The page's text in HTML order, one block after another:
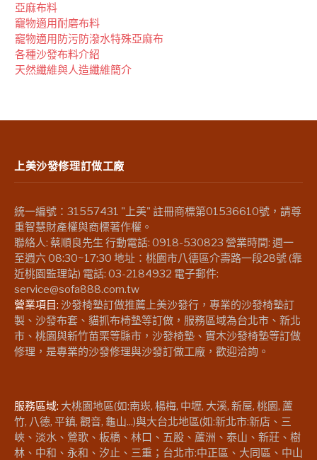
亞麻布料
竉物適用耐磨布料
竉物適用防污防潑水特殊亞麻布
各種沙發布料介紹
天然纖維與人造纖維簡介
上美沙發修理訂做工廠
統一編號：31557431 "上美" 註冊商標第01536610號，請尊
重智慧財產權與商標著作權。
聯絡人: 蔡順良先生 行動電話: 0918-530823 營業時間: 週一
至週六 08:30~17:30 地址：桃園市八德區介壽路一段28號 (靠
近桃園監理站) 電話: 03-2184932 電子郵件:
service@sofa888.com.tw
營業項目: 沙發椅墊訂做推薦上美沙發行，專業的沙發椅墊訂
製、沙發布套、貓抓布椅墊等訂做，服務區域為台北市、新北
市、桃園與新竹苗栗等縣市，沙發椅墊、實木沙發椅墊等訂做
修理，是專業的沙發修理與沙發訂做工廠，歡迎洽詢。
服務區域: 大桃園地區(如:南崁, 楊梅, 中壢, 大溪, 新屋, 桃園, 蘆
竹, 八德, 平鎮, 觀音, 龜山...)與大台北地區(如:新北市:新店、三
峽、淡水、鶯歌、板橋、林口、五股、蘆洲、泰山、新莊、樹
林、中和、永和、汐止、三重；台北市:中正區、大同區、中山